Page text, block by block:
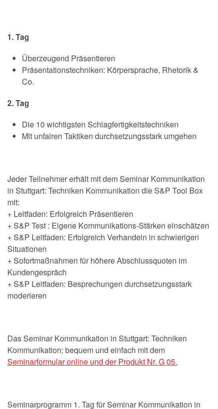
1. Tag
Überzeugend Präsentieren
Präsentationstechniken: Körpersprache, Rhetorik &
Co.
2. Tag
Die 10 wichtigsten Schlagfertigkeitstechniken
Mit unfairen Taktiken durchsetzungsstark umgehen
Jeder Teilnehmer erhält mit dem Seminar Kommunikation
in Stuttgart: Techniken Kommunikation die S&P Tool Box
mit:
+ Leitfaden: Erfolgreich Präsentieren
+ S&P Test : Eigene Kommunikations-Stärken einschätzen
+ S&P Leitfaden: Erfolgreich Verhandeln in schwierigen
Situationen
+ Sofortmaßnahmen für höhere Abschlussquoten im
Kundengespräch
+ S&P Leitfaden: Besprechungen durchsetzungsstark
moderieren
Das Seminar Kommunikation in Stuttgart: Techniken
Kommunikation; bequem und einfach mit dem
Seminarformular online und der Produkt Nr. G 05.
Seminarprogramm 1. Tag für Seminar Kommunikation in